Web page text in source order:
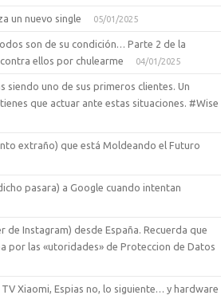
un nuevo single 05/01/2025
son de su condición… Parte 2 de la
ellos por chulearme
04/01/2025
siendo uno de sus primeros clientes. Un
que actuar ante estas situaciones. #Wise
extraño) que está Moldeando el Futuro
pasara) a Google cuando intentan
de Instagram) desde España. Recuerda que
por las «utoridades» de Proteccion de Datos
Xiaomi, Espias no, lo siguiente… y hardware